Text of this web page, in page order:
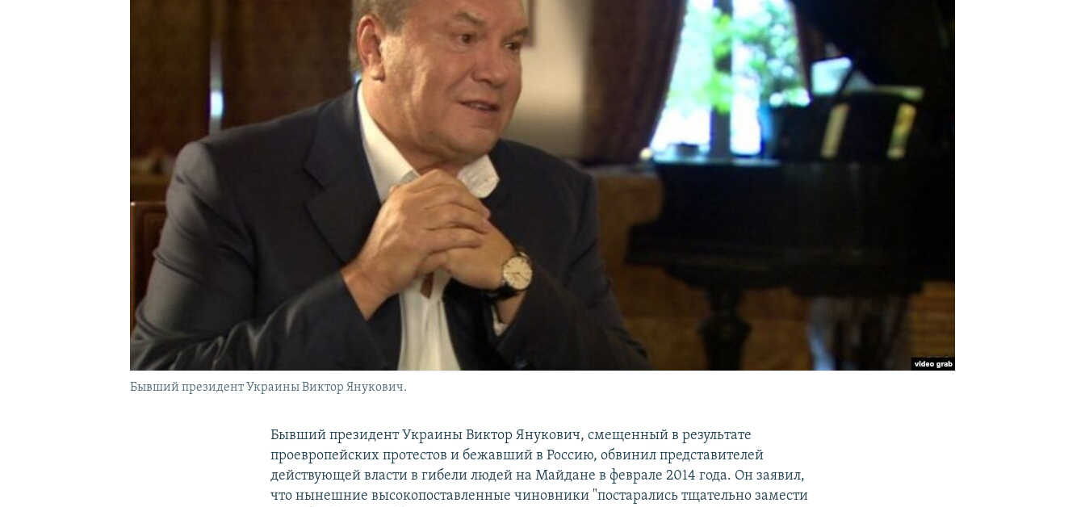
Бывший президент Украины Виктор Янукович.
Бывший президент Украины Виктор Янукович, смещенный в результате
проевропейских протестов и бежавший в Россию, обвинил представителей
действующей власти в гибели людей на Майдане в феврале 2014 года. Он заявил,
что нынешние высокопоставленные чиновники "постарались тщательно замести